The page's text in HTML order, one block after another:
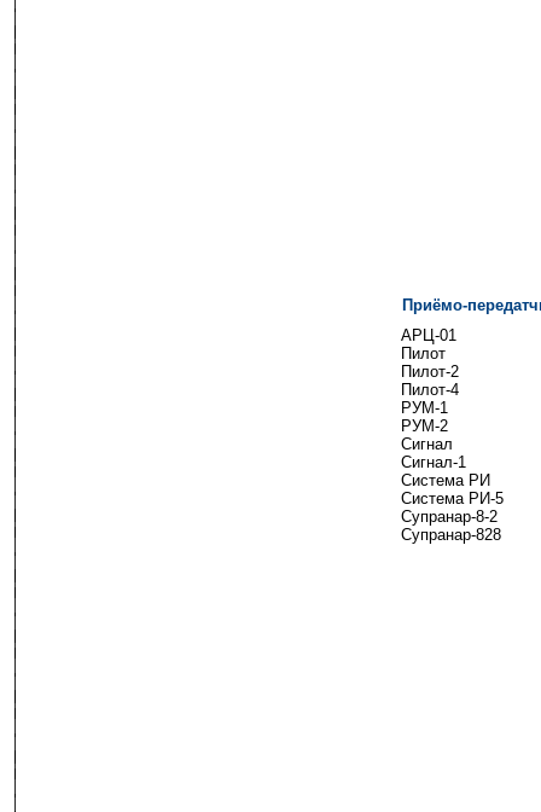
Приёмо-
АРЦ-01
Пилот
Пилот-2
Пилот-4
РУМ-1
РУМ-2
Сигнал
Сигнал-1
Система РИ
Система РИ-5
Супранар-8-2
Супранар-828